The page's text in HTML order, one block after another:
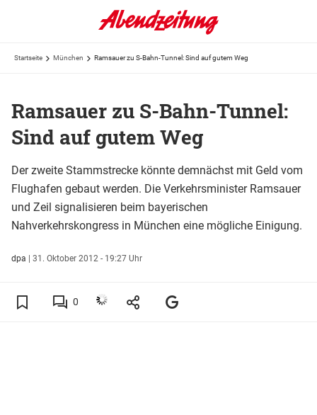
Startseite München Ramsauer zu S-Bahn-Tunnel: Sind auf gutem Weg
Ramsauer zu S-Bahn-Tunnel:
Sind auf gutem Weg
Der zweite Stammstrecke könnte demnächst mit Geld vom
Flughafen gebaut werden. Die Verkehrsminister Ramsauer
und Zeil signalisieren beim bayerischen
Nahverkehrskongress in München eine mögliche Einigung.
dpa | 31. Oktober 2012 - 19:27 Uhr
0